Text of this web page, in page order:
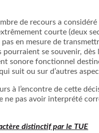
de recours a
courte (deux
pas en mesure de
se souvenir, dès
sonore fonctionnel
suit ou sur d’autres
à l’encontre de cette
ne pas avoir interprété
distinctif par le TUE